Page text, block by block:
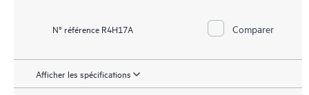
N° référence R4H17A Comparer
Afficher les spécifications